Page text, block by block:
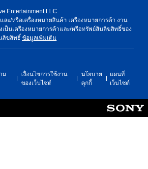
Entertainment LLC
ละ/หรือเครื่องหมายสินค้า เครื่องหมายการค้า งาน
ป็นเครื่องหมายการค้าและ/หรือทรัพย์สินลิขสิทธิ์ของ
ลิขสิทธิ์ ข้อมูลเพิ่มเติม
ม
เงื่อนไขการใช้งาน
ของเว็บไซต์
นโยบาย
คุกกี้
แผนที่
เว็บไซต์